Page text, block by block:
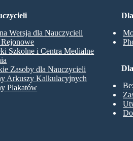
Wersja dla Nauczycieli
Szkolne i Centra Medialne
Zasoby dla Nauczycieli
Arkuszy Kalkulacyjnych
Plakatów